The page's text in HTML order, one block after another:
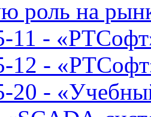
роль на
11 -
12 -
20 -